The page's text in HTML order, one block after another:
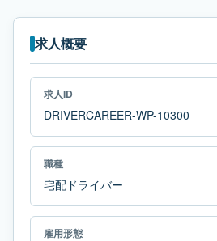
求人概要
求人ID
DRIVERCAREER-WP-10300
職種
宅配ドライバー
雇用形態